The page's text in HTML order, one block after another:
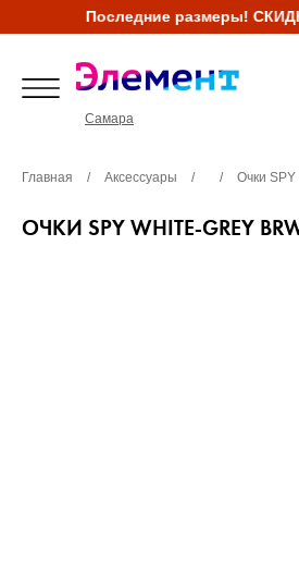
Последние размеры!
Самара
Главная / Аксессуары / / Очки
ОЧКИ SPY WHITE-GREY